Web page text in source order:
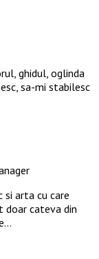
ghidul, oglinda
sa-mi stabilesc
arta cu care
doar cateva din